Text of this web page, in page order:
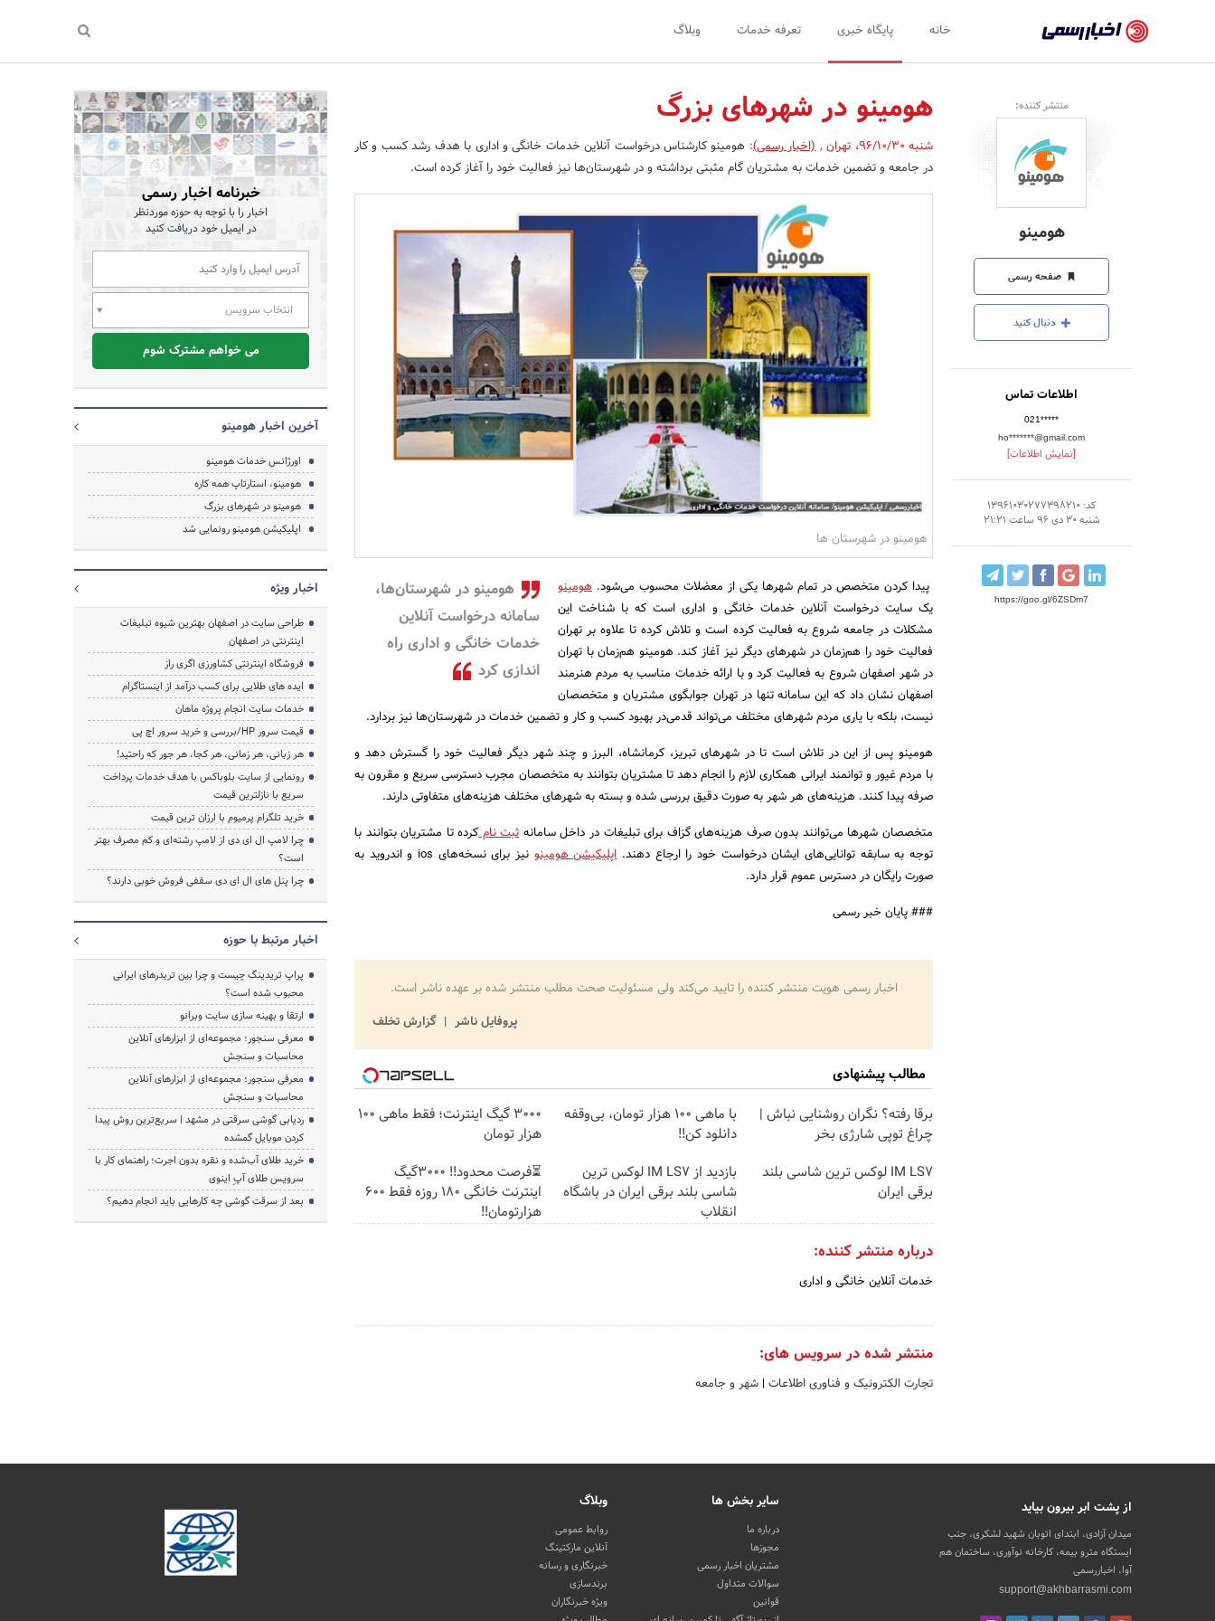
رسمی
-
اخبار
تایید
شده
شرکت‌ها،
سازمان‌ها
و
روابط
عمومی‌ها
خانه پایگاه خبری تعرفه خدمات وبلاگ
منتشر کننده:
هومینو
صفحه رسمی
دنبال کنید
اطلاعات تماس
021*****
ho*******@gmail.com
[نمایش اطلاعات]
کد: 13961030277398210
شنبه 30 دی 96 ساعت 21:21
https://goo.gl/6ZSDm7
هومینو در شهرهای بزرگ
شنبه 96/10/30 ، تهران ,(اخبار رسمی): هومینو کارشناس درخواست آنلاین خدمات خانگی و اداری با هدف رشد کسب و کار
در جامعه و تضمین خدمات به مشتریان گام مثبتی برداشته و در شهرستان‌ها نیز فعالیت خود را آغاز کرده است.
هومینو در شهرستان ها
هومینو در شهرستان‌ها،
سامانه درخواست آنلاین
خدمات خانگی و اداری راه
اندازی کرد
پیدا کردن متخصص در تمام شهرها یکی از معضلات محسوب می‌شود. هومینو
یک سایت درخواست آنلاین خدمات خانگی و اداری است که با شناخت این
مشکلات در جامعه شروع به فعالیت کرده است و تلاش کرده تا علاوه بر تهران
فعالیت خود را هم‌زمان در شهرهای دیگر نیز آغاز کند. هومینو هم‌زمان با تهران
در شهر اصفهان شروع به فعالیت کرد و با ارائه خدمات مناسب به مردم هنرمند
اصفهان نشان داد که این سامانه تنها در تهران جوابگوی مشتریان و متخصصان
نیست، بلکه با یاری مردم شهرهای مختلف می‌تواند قدمی‌در بهبود کسب و کار و تضمین خدمات در شهرستان‌ها نیز بردارد.
هومینو پس از این در تلاش است تا در شهرهای تبریز، کرمانشاه، البرز و چند شهر دیگر فعالیت خود را گسترش دهد و
با مردم غیور و توانمند ایرانی همکاری لازم را انجام دهد تا مشتریان بتوانند به متخصصان مجرب دسترسی سریع و مقرون به
صرفه پیدا کنند. هزینه‌های هر شهر به صورت دقیق بررسی شده و بسته به شهرهای مختلف هزینه‌های متفاوتی دارند.
متخصصان شهرها می‌توانند بدون صرف هزینه‌های گزاف برای تبلیغات در داخل سامانهثبت نامکرده تا مشتریان بتوانند با
توجه به سابقه توانایی‌های ایشان درخواست خود را ارجاع دهند.اپلیکیشن هومینو
نیز برای نسخه‌های ios و اندروید به
صورت رایگان در دسترس عموم قرار دارد.
### پایان خبر رسمی
اخبار رسمی هویت منتشر کننده را تایید می‌کند ولی مسئولیت صحت مطلب منتشر شده بر عهده ناشر است.
پروفایل ناشر
گزارش تخلف
مطالب پیشنهادی
برقا رفته؟ نگران روشنایی نباش |
چراغ توپی شارژی بخر
با ماهی 100 هزار تومان، بی‌وقفه
دانلود کن!!
3000 گیگ اینترنت؛ فقط ماهی 100
هزار تومان
IM LS7 لوکس ترین شاسی بلند
برقی ایران
بازدید از IM LS7 لوکس ترین
شاسی بلند برقی ایران در باشگاه
انقلاب
⏳فرصت محدود!! 3000گیگ
اینترنت خانگی 180 روزه فقط 600
هزارتومان!!
درباره منتشر کننده:
خدمات آنلاین خانگی و اداری
منتشر شده در سرویس های:
تجارت الکترونیک و فناوری اطلاعات | شهر و جامعه
خبرنامه اخبار رسمی
اخبار را با توجه به حوزه موردنظر
در ایمیل خود دریافت کنید
انتخاب سرویس
می خواهم مشترک شوم
آخرین اخبار هومینو
اورژانس خدمات هومینو
هومینو، استارتاپ همه کاره
هومینو در شهرهای بزرگ
اپلیکیشن هومینو رونمایی شد
اخبار ویژه
طراحی سایت در اصفهان بهترین شیوه تبلیغات
اینترنتی در اصفهان
فروشگاه اینترنتی کشاورزی اگری راز
ایده های طلایی برای کسب درآمد از اینستاگرام
خدمات سایت انجام پروژه ماهان
قیمت سرور HP/بررسی و خرید سرور اچ پی
هر زبانی، هر زمانی، هر کجا، هر جور که راحتید!
رونمایی از سایت بلوباکس با هدف خدمات پرداخت
سریع با نازلترین قیمت
خرید تلگرام پرمیوم با ارزان ترین قیمت
چرا لامپ ال ای دی از لامپ رشته‌ای و کم مصرف بهتر
است؟
چرا پنل های ال ای دی سقفی فروش خوبی دارند؟
اخبار مرتبط با حوزه
پراپ تریدینگ چیست و چرا بین تریدرهای ایرانی
محبوب شده است؟
ارتقا و بهینه سازی سایت وبرانو
معرفی سنجور؛ مجموعه‌ای از ابزارهای آنلاین
محاسبات و سنجش
معرفی سنجور؛ مجموعه‌ای از ابزارهای آنلاین
محاسبات و سنجش
ردیابی گوشی سرقتی در مشهد | سریع‌ترین روش پیدا
کردن موبایل گمشده
خرید طلای آب‌شده و نقره بدون اجرت؛ راهنمای کار با
سرویس طلای آپِ اینوی
بعد از سرقت گوشی چه کارهایی باید انجام دهیم؟
از پشت ابر بیرون بیاید
میدان آزادی، ابتدای اتوبان شهید لشکری، جنب
ایستگاه مترو بیمه، کارخانه نوآوری، ساختمان هم
آوا، اخباررسمی
support@akhbarrasmi.com
سایر بخش ها
درباره ما
مجوزها
مشتریان اخبار رسمی
سوالات متداول
قوانین
وبلاگ
روابط عمومی
آنلاین مارکتینگ
خبرنگاری و رسانه
برندسازی
ویژه خبرنگاران